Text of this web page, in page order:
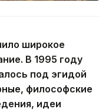
широкое
В 1995 году
под эгидой
философские
идеи